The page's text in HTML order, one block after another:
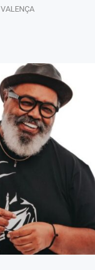
VALENÇA